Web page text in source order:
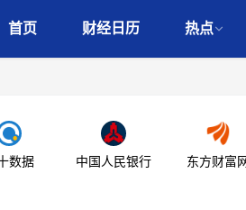
首页 财经日历 热点
数据 中国人民银行 东方财富